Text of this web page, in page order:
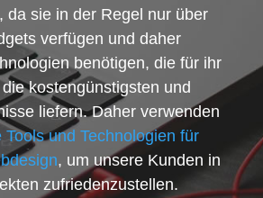
da sie in der Regel nur über
verfügen und daher
benötigen, die für ihr
kostengünstigsten und
liefern. Daher verwenden
Tools und Technologien für
, um unsere Kunden in
zufriedenzustellen.